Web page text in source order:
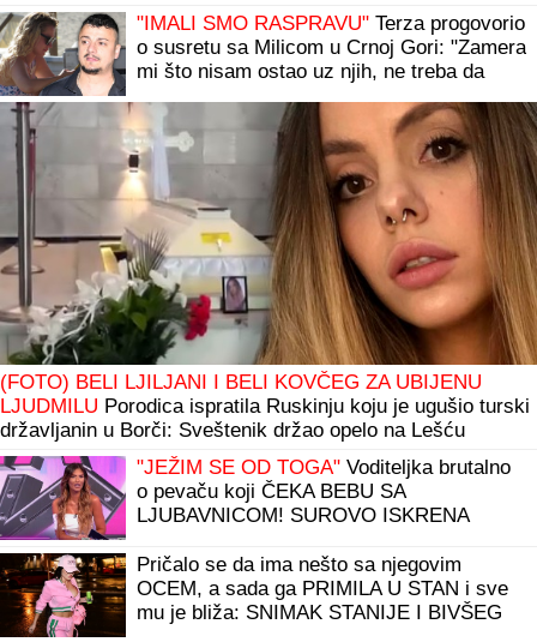
"IMALI SMO RASPRAVU" Terza progovorio
o susretu sa Milicom u Crnoj Gori: "Zamera
mi što nisam ostao uz njih, ne treba da
(FOTO) BELI LJILJANI I BELI KOVČEG ZA UBIJENU
LJUDMILU Porodica ispratila Ruskinju koju je ugušio turski
državljanin u Borči: Sveštenik držao opelo na Lešću
"JEŽIM SE OD TOGA" Voditeljka brutalno
o pevaču koji ČEKA BEBU SA
LJUBAVNICOM! SUROVO ISKRENA
Pričalo se da ima nešto sa njegovim
OCEM, a sada ga PRIMILA U STAN i sve
mu je bliža: SNIMAK STANIJE I BIVŠEG